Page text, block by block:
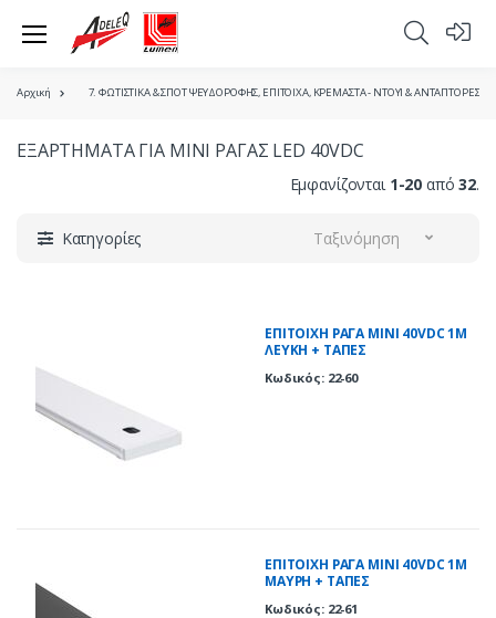
Αρχική 7. ΦΩΤΙΣΤΙΚΑ & ΣΠΟΤ ΨΕΥΔΟΡΟΦΗΣ, ΕΠΙΤΟΙΧΑ, ΚΡΕΜΑΣΤΑ - ΝΤΟΥΙ & ΑΝΤΑΠΤΟΡΕΣ
ΕΞΑΡΤΗΜΑΤΑ ΓΙΑ ΜΙΝΙ ΡΑΓΑΣ LED 40VDC
Εμφανίζονται 1-20 από32.
Κατηγορίες Ταξινόμηση
ΕΠΙΤΟΙΧΗ ΡΑΓΑ ΜΙΝΙ 40VDC 1M
ΛΕΥΚΗ + ΤΑΠΕΣ
Κωδικός: 22-60
ΕΠΙΤΟΙΧΗ ΡΑΓΑ ΜΙΝΙ 40VDC 1M
ΜΑΥΡΗ + ΤΑΠΕΣ
Κωδικός: 22-61